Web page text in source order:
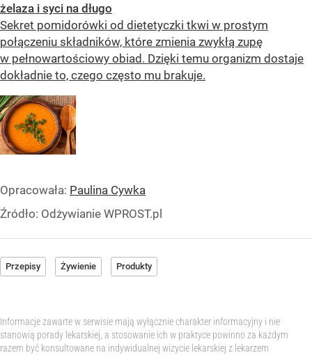
żelaza i syci na długo
Sekret pomidorówki od dietetyczki tkwi w prostym
połączeniu składników, które zmienia zwykłą zupę
w pełnowartościowy obiad. Dzięki temu organizm dostaje
dokładnie to, czego często mu brakuje.
Opracowała: Paulina Cywka
Źródło: Odżywianie WPROST.pl
Przepisy Żywienie Produkty
Informacje zawarte w serwisie mają wyłącznie charakter informacyjny i nie
stanowią porady lekarskiej, a stosowanie ich w praktyce powinno za każdym
razem być konsultowane na indywidualnej wizycie lekarskiej z lekarzem